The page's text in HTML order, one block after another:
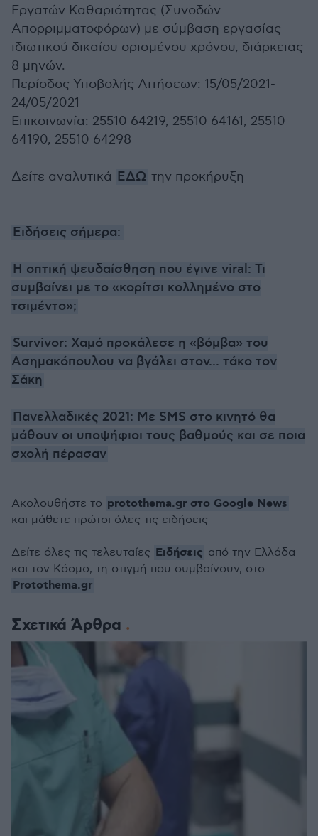
Εργατών Καθαριότητας (Συνοδών
Απορριμματοφόρων) με σύμβαση εργασίας
ιδιωτικού δικαίου ορισμένου χρόνου, διάρκειας
8 μηνών.
Περίοδος Υποβολής Αιτήσεων: 15/05/2021-
24/05/2021
Επικοινωνία: 25510 64219, 25510 64161, 25510
64190, 25510 64298
Δείτε αναλυτικά ΕΔΩ την προκήρυξη
Ειδήσεις σήμερα:
Η οπτική ψευδαίσθηση που έγινε viral: Τι
συμβαίνει με το «κορίτσι κολλημένο στο
τσιμέντο»;
Survivor: Χαμό προκάλεσε η «βόμβα» του
Ασημακόπουλου να βγάλει στον... τάκο τον
Σάκη
Πανελλαδικές 2021: Με SMS στο κινητό θα
μάθουν οι υποψήφιοι τους βαθμούς και σε ποια
σχολή πέρασαν
Σχετικά Άρθρα
Ακολουθήστε το protothema.gr στο Google News
και μάθετε πρώτοι όλες τις ειδήσεις
Δείτε όλες τις τελευταίες Ειδήσεις από την Ελλάδα
και τον Κόσμο, τη στιγμή που συμβαίνουν, στο
Protothema.gr